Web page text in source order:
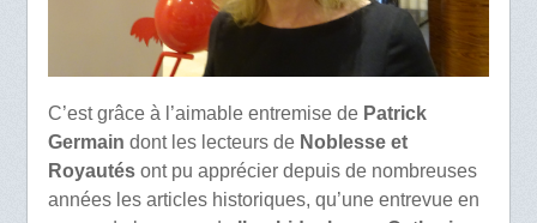
C’est grâce à l’aimable entremise de Patrick
Germain dont les lecteurs de Noblesse et
Royautésont pu apprécier depuis de nombreuses
années les articles historiques, qu’une entrevue en